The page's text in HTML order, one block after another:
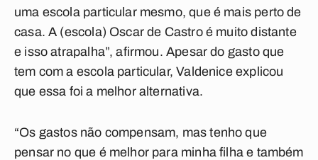
uma escola particular mesmo, que é mais perto de
casa. A (escola) Oscar de Castro é muito distante
e isso atrapalha”, afirmou. Apesar do gasto que
tem com a escola particular, Valdenice explicou
que essa foi a melhor alternativa.
“Os gastos não compensam, mas tenho que
pensar no que é melhor para minha filha e também